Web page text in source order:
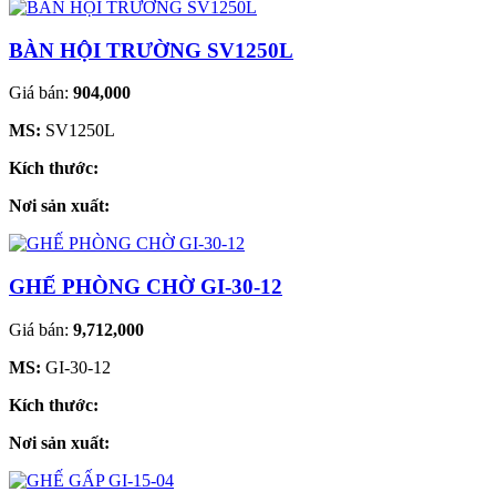
BÀN HỘI TRƯỜNG SV1250L
Giá bán: 904,000
MS: SV1250L
Kích thước:
Nơi sản xuất:
GHẾ PHÒNG CHỜ GI-30-12
Giá bán: 9,712,000
MS: GI-30-12
Kích thước:
Nơi sản xuất: